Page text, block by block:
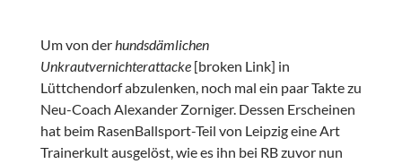
Um von derhundsdämlichen
Unkrautvernichterattacke[broken Link] in
Lüttchendorf abzulenken, noch mal ein paar Takte zu
Neu-Coach Alexander Zorniger. Dessen Erscheinen
hat beim RasenBallsport-Teil von Leipzig eine Art
Trainerkult ausgelöst, wie es ihn bei RB zuvor nun